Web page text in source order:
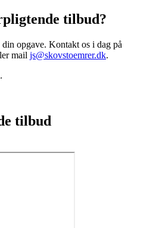
tilbud?
opgave. Kontakt os i dag på
mail js@skovstoemrer.dk.
tilbud